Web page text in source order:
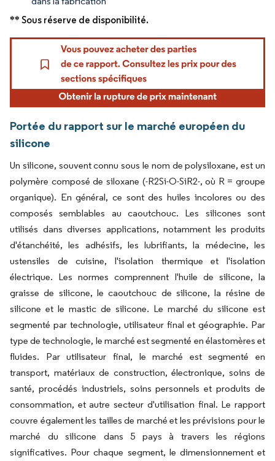
** Sous réserve de disponibilité.
Portée du rapport sur le marché européen du
silicone
Un silicone, souvent connu sous le nom de polysiloxane, est un
polymère composé de siloxane (-R2Si-O-SiR2-, où R = groupe
organique). En général, ce sont des huiles incolores ou des
composés semblables au caoutchouc. Les silicones sont
utilisés dans diverses applications, notamment les produits
d'étanchéité, les adhésifs, les lubrifiants, la médecine, les
ustensiles de cuisine, l'isolation thermique et l'isolation
électrique. Les normes comprennent l'huile de silicone, la
graisse de silicone, le caoutchouc de silicone, la résine de
silicone et le mastic de silicone. Le marché du silicone est
segmenté par technologie, utilisateur final et géographie. Par
type de technologie, le marché est segmenté en élastomères et
fluides. Par utilisateur final, le marché est segmenté en
transport, matériaux de construction, électronique, soins de
santé, procédés industriels, soins personnels et produits de
consommation, et autre secteur d'utilisation final. Le rapport
couvre également les tailles de marché et les prévisions pour le
marché du silicone dans 5 pays à travers les régions
significatives. Pour chaque segment, le dimensionnement et